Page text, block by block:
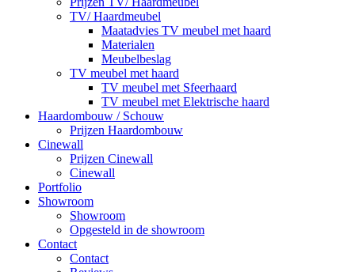
TV/ Haardmeubel
Maatadvies TV meubel met haard
Materialen
Meubelbeslag
TV meubel met haard
TV meubel met Sfeerhaard
TV meubel met Elektrische haard
Haardombouw / Schouw
Prijzen Haardombouw
Cinewall
Prijzen Cinewall
Cinewall
Portfolio
Showroom
Showroom
Opgesteld in de showroom
Contact
Contact